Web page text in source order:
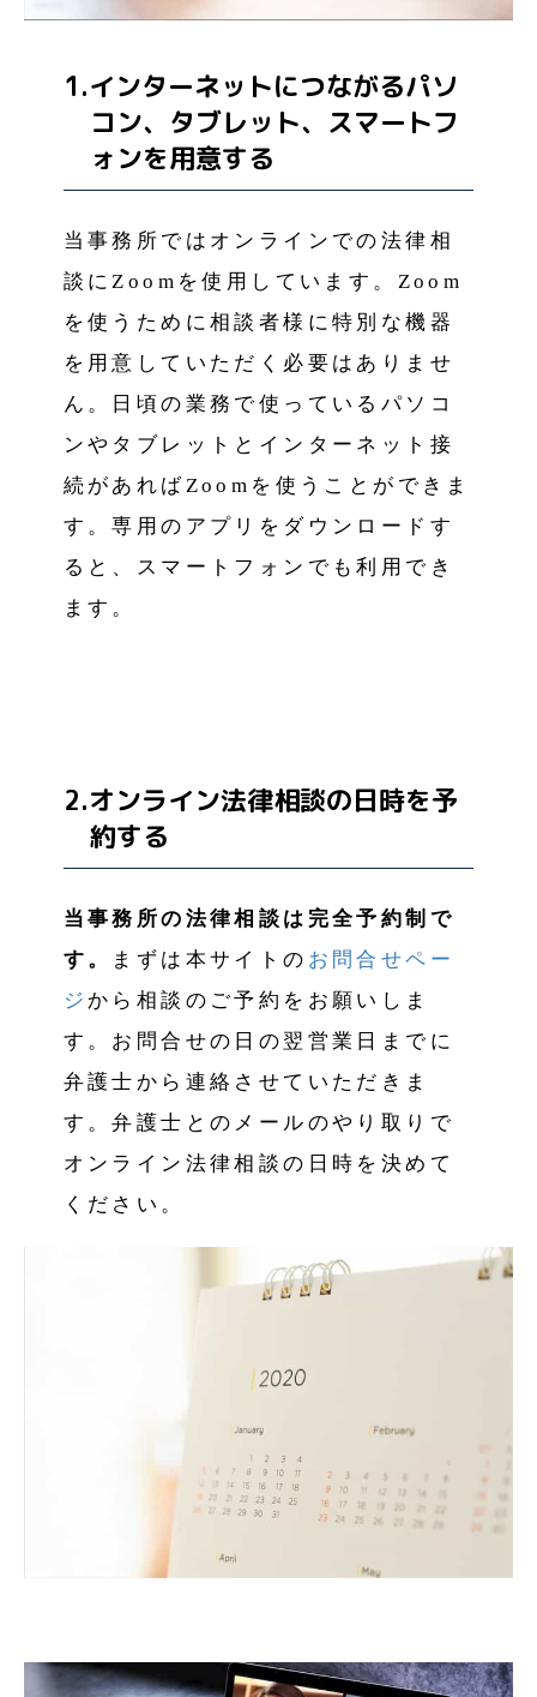
1.インターネットにつながるパソ
コン、タブレット、スマートフ
ォンを用意する
当事務所ではオンラインでの法律相
談にZoomを使用しています。Zoom
を使うために相談者様に特別な機器
を用意していただく必要はありませ
ん。日頃の業務で使っているパソコ
ンやタブレットとインターネット接
続があればZoomを使うことができま
す。専用のアプリをダウンロードす
ると、スマートフォンでも利用でき
ます。
2.オンライン法律相談の日時を予
約する
当事務所の法律相談は完全予約制で
す。
まずは本サイトの お問合せペー
ジ から相談のご予約をお願いしま
す。お問合せの日の翌営業日までに
弁護士から連絡させていただきま
す。弁護士とのメールのやり取りで
オンライン法律相談の日時を決めて
ください。